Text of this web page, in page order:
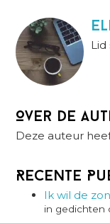
Lid
Over de
Deze auteur
Recente
Ik wil de
in gedichten